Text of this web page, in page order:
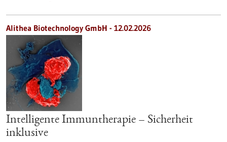
Alithea Biotechnology GmbH - 12.02.2026
Intelligente Immuntherapie – Sicherheit
inklusive